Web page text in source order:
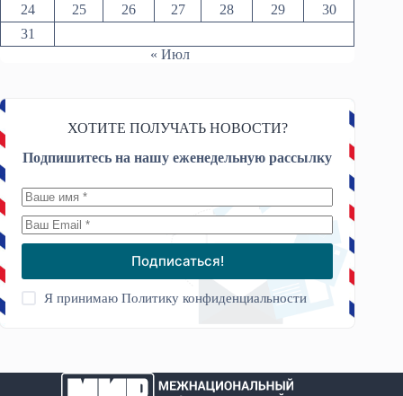
24
25 26 27 28 29
30
31
« Июл
ХОТИТЕ ПОЛУЧАТЬ НОВОСТИ?
Подпишитесь на нашу еженедельную рассылку
Подписаться!
Я принимаюПолитику конфиденциальности